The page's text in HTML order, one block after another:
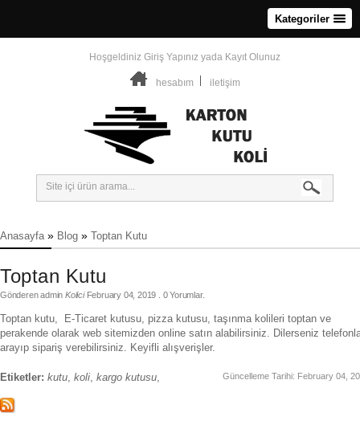
Kategoriler
Hoşgeldiniz Giriş Yapınız yada Kayıt Olunuz
hesabım iletişim
Anasayfa » Blog » Toptan Kutu
Toptan Kutu
Gönderenadmin Kolici February 04, 2019 . 0 Yorumlar.
Toptan kutu, E-Ticaret kutusu, pizza kutusu, taşınma kolileri toptan ve
perakende olarak web sitemizden online satın alabilirsiniz. Dilerseniz
arayıp sipariş verebilirsiniz. Keyifli alışverişler.
Etiketler: kutu, koli, kargo kutusu, Güncelleme Tarihi: February 04,